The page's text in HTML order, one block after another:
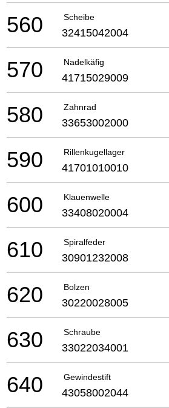
Scheibe
560 32415042004
Nadelkäfig
570 41715029009
Zahnrad
580 33653002000
Rillenkugellager
590 41701010010
Klauenwelle
600 33408020004
Spiralfeder
610 30901232008
Bolzen
620 30220028005
Schraube
630 33022034001
Gewindestift
640 43058002044